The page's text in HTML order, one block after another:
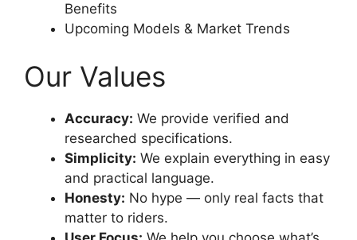
Benefits
Upcoming Models & Market Trends
Our Values
Accuracy: We provide verified and
researched specifications.
Simplicity: We explain everything in easy
and practical language.
Honesty: No hype — only real facts that
matter to riders.